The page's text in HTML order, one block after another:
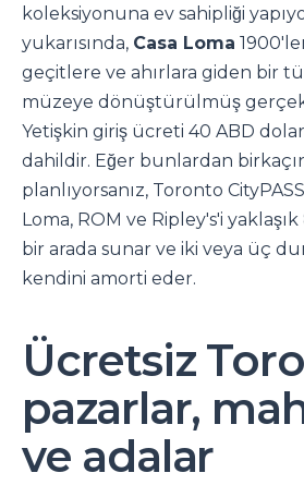
koleksiyonuna ev sahipliği
yukarısında, Casa Loma
geçitlere ve ahırlara giden bir
müzeye dönüştürülmüş
Yetişkin giriş ücreti 40 ABD
dahildir. Eğer bunlardan
planlıyorsanız, Toronto
Loma, ROM ve Ripley's'i
bir arada sunar ve iki veya üç
kendini amorti eder.
Ücretsiz
pazarlar,
ve adalar